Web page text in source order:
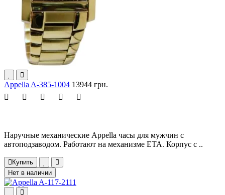
Appella A-385-1004 13944 грн.
Наручные механические Appella часы для мужчин с
автоподзаводом. Работают на механизме ETA. Корпус с ..
Купить
Нет в наличии